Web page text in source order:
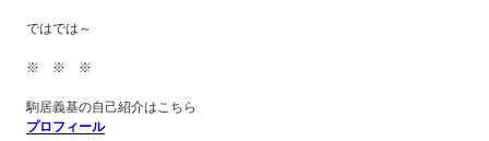
ではでは～
※ ※ ※
駒居義基の自己紹介はこちら
プロフィール